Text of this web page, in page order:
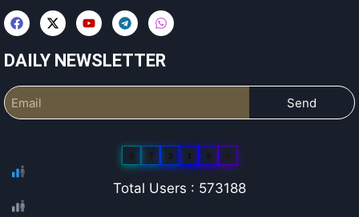
DAILY NEWSLETTER
Send
5 7 3 1 8 8
Total Users : 573188